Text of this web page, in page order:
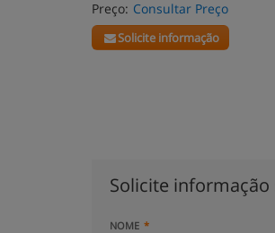
Preço: Consultar Preço
Solicite informação
Solicite
NOME